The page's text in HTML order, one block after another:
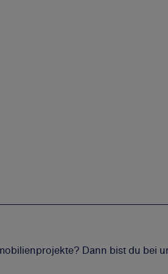
Dann bist du bei